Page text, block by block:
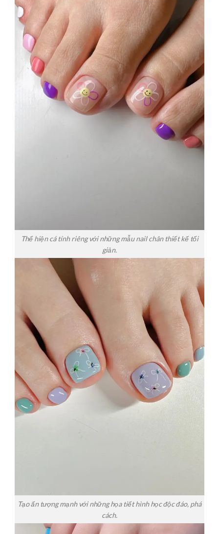
Thể hiện cá tính riêng với những mẫu nail chân thiết kế tối
giản.
Tạo ấn tượng mạnh với những họa tiết hình học độc đáo, phá
cách.